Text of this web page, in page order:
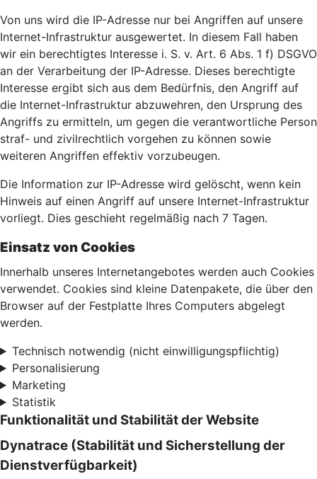
Von uns wird die IP-Adresse nur bei Angriffen auf unsere
Internet-Infrastruktur ausgewertet. In diesem Fall haben
wir ein berechtigtes Interesse i. S. v. Art. 6 Abs. 1 f) DSGVO
an der Verarbeitung der IP-Adresse. Dieses berechtigte
Interesse ergibt sich aus dem Bedürfnis, den Angriff auf
die Internet-Infrastruktur abzuwehren, den Ursprung des
Angriffs zu ermitteln, um gegen die verantwortliche Person
straf- und zivilrechtlich vorgehen zu können sowie
weiteren Angriffen effektiv vorzubeugen.
Die Information zur IP-Adresse wird gelöscht, wenn kein
Hinweis auf einen Angriff auf unsere Internet-Infrastruktur
vorliegt. Dies geschieht regelmäßig nach 7 Tagen.
Einsatz von Cookies
Innerhalb unseres Internetangebotes werden auch Cookies
verwendet. Cookies sind kleine Datenpakete, die über den
Browser auf der Festplatte Ihres Computers abgelegt
werden.
Technisch notwendig (nicht einwilligungspflichtig)
Personalisierung
Marketing
Statistik
Funktionalität und Stabilität der Website
Dynatrace (Stabilität und Sicherstellung der
Dienstverfügbarkeit)